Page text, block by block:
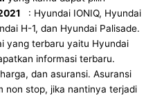
: Hyundai IONIQ, Hyundai
H-1, dan Hyundai Palisade.
yang terbaru yaitu Hyundai
informasi terbaru.
dan asuransi. Asuransi
non stop, jika nantinya terjadi